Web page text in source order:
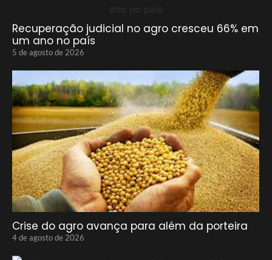
Recuperação judicial no agro cresceu 66% em
um ano no país
5 de agosto de 2026
Crise do agro avança para além da porteira
4 de agosto de 2026